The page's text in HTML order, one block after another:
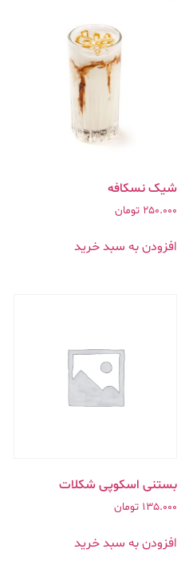
شیک نسکافه
250.000 تومان
افزودن به سبد خرید
بستنی اسکوپی شکلات
135.000 تومان
افزودن به سبد خرید